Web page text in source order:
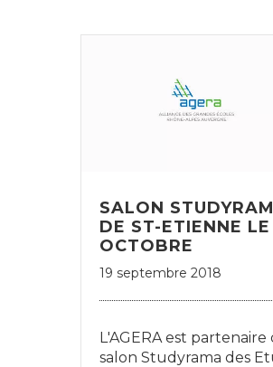
SALON
DE ST-ETIENNE LE
OCTOBRE
19 septembre 2018
L'AGERA est partenaire
salon Studyrama des